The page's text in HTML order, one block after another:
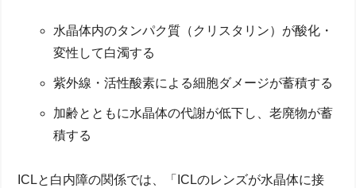
水晶体内のタンパク質（クリスタリン）が酸化・
変性して白濁する
紫外線・活性酸素による細胞ダメージが蓄積する
加齢とともに水晶体の代謝が低下し、老廃物が蓄
積する
ICLと白内障の関係では、「ICLのレンズが水晶体に接